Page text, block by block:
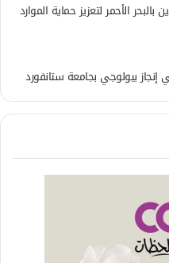
الأحمر لتعزيز حماية الموارد
بيولوجي بجامعة ستانفورد